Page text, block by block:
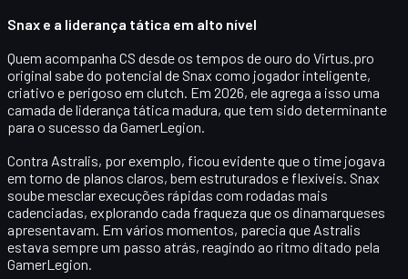
Snax e a liderança tática em alto nível
Quem acompanha CS desde os tempos de ouro do Virtus.pro
original sabe do potencial de Snax como jogador inteligente,
criativo e perigoso em clutch. Em 2026, ele agrega a isso uma
camada deliderança tática madura, que tem sido determinante
para o sucesso da GamerLegion.
Contra Astralis, por exemplo, ficou evidente que o time jogava
em torno de planos claros, bem estruturados e flexíveis. Snax
soube mesclar execuções rápidas com rodadas mais
cadenciadas, explorando cada fraqueza que os dinamarqueses
apresentavam. Em vários momentos, parecia que Astralis
estava sempre um passo atrás, reagindo ao ritmo ditado pela
GamerLegion.